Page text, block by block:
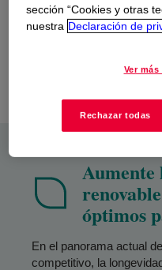
Aumente
óptimos
En el panorama actual
competitivo, la
sección “Cookies y otras
nuestra Declaración de
Ver
Rechazar todas